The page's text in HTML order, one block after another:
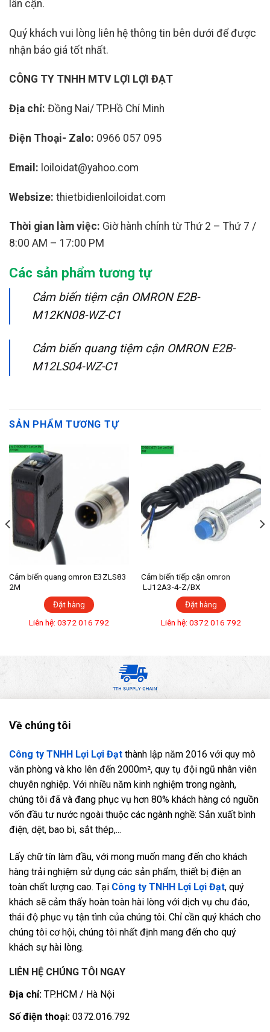
lân cận.
Quý khách vui lòng liên hệ thông tin bên dưới để được
nhận báo giá tốt nhất.
CÔNG TY TNHH MTV LỢI LỢI ĐẠT
Địa chỉ: Đồng Nai/ TP.Hồ Chí Minh
Điện Thoại- Zalo: 0966 057 095
Email: loiloidat@yahoo.com
Websize: thietbidienloiloidat.com
Thời gian làm việc: Giờ hành chính từ Thứ 2 – Thứ 7 /
8:00 AM – 17:00 PM
Các sản phẩm tương tự
Cảm biến tiệm cận OMRON E2B-
M12KN08-WZ-C1
Cảm biến quang tiệm cận OMRON E2B-
M12LS04-WZ-C1
SẢN PHẨM TƯƠNG TỰ
Cảm biến quang omron E3ZLS83
2M
Đặt hàng
Liên hệ: 0372 016 792
Cảm biến tiếp cận omron
LJ12A3-4-Z/BX
Đặt hàng
Liên hệ: 0372 016 792
Về chúng tôi
Công ty TNHH Lợi Lợi Đạt thành lập năm 2016 với quy mô
văn phòng và kho lên đến 2000m², quy tụ đội ngũ nhân viên
chuyên nghiệp. Với nhiều năm kinh nghiệm trong ngành,
chúng tôi đã và đang phục vụ hơn 80% khách hàng có nguồn
vốn đầu tư nước ngoài thuộc các ngành nghề: Sản xuất bình
điện, dệt, bao bì, sắt thép,...
Lấy chữ tín làm đầu, với mong muốn mang đến cho khách
hàng trải nghiệm sử dụng các sản phẩm, thiết bị điện an
toàn chất lượng cao. Tại Công ty TNHH Lợi Lợi Đạt, quý
khách sẽ cảm thấy hoàn toàn hài lòng với dịch vụ chu đáo,
thái độ phục vụ tận tình của chúng tôi. Chỉ cần quý khách cho
chúng tôi cơ hội, chúng tôi nhất định mang đến cho quý
khách sự hài lòng.
LIÊN HỆ CHÚNG TÔI NGAY
Địa chỉ: TP.HCM / Hà Nội
Số điện thoại: 0372.016.792